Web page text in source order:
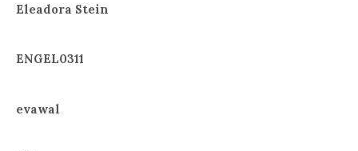
Eleadora Stein
ENGEL0311
evawal